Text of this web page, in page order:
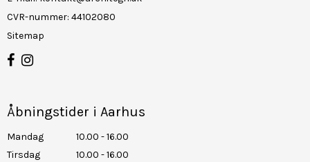
CVR-nummer: 44102080
Sitemap
Åbningstider i Aarhus
Mandag
10.00 - 16.00
Tirsdag
10.00 - 16.00